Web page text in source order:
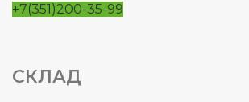
+7(351)200-35-99
СКЛАД